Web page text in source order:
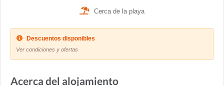
Cerca de la playa
Descuentos disponibles
Ver condiciones y ofertas
Acerca del alojamiento